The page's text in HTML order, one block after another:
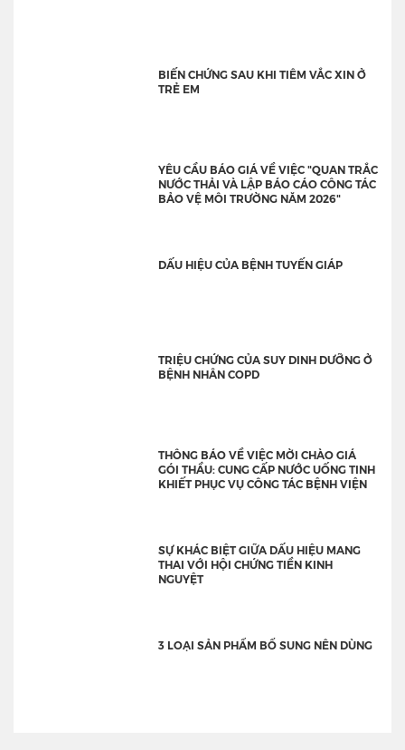
BIẾN CHỨNG SAU KHI TIÊM VẮC XIN Ở
TRẺ EM
YÊU CẦU BÁO GIÁ VỀ VIỆC "QUAN TRẮC
NƯỚC THẢI VÀ LẬP BÁO CÁO CÔNG TÁC
BẢO VỆ MÔI TRƯỜNG NĂM 2026"
DẤU HIỆU CỦA BỆNH TUYẾN GIÁP
TRIỆU CHỨNG CỦA SUY DINH DƯỠNG Ở
BỆNH NHÂN COPD
THÔNG BÁO VỀ VIỆC MỜI CHÀO GIÁ
GÓI THẦU: CUNG CẤP NƯỚC UỐNG TINH
KHIẾT PHỤC VỤ CÔNG TÁC BỆNH VIỆN
SỰ KHÁC BIỆT GIỮA DẤU HIỆU MANG
THAI VỚI HỘI CHỨNG TIỀN KINH
NGUYỆT
3 LOẠI SẢN PHẨM BỔ SUNG NÊN DÙNG